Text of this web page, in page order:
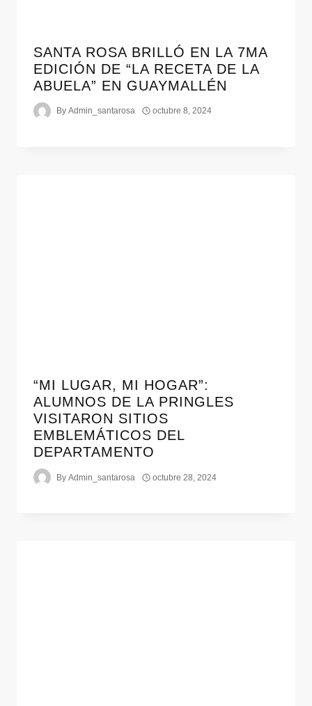
SANTA ROSA BRILLÓ EN LA 7MA
EDICIÓN DE “LA RECETA DE LA
ABUELA” EN GUAYMALLÉN
By Admin_santarosa octubre 8, 2024
“MI LUGAR, MI HOGAR”:
ALUMNOS DE LA PRINGLES
VISITARON SITIOS
EMBLEMÁTICOS DEL
DEPARTAMENTO
By Admin_santarosa octubre 28, 2024